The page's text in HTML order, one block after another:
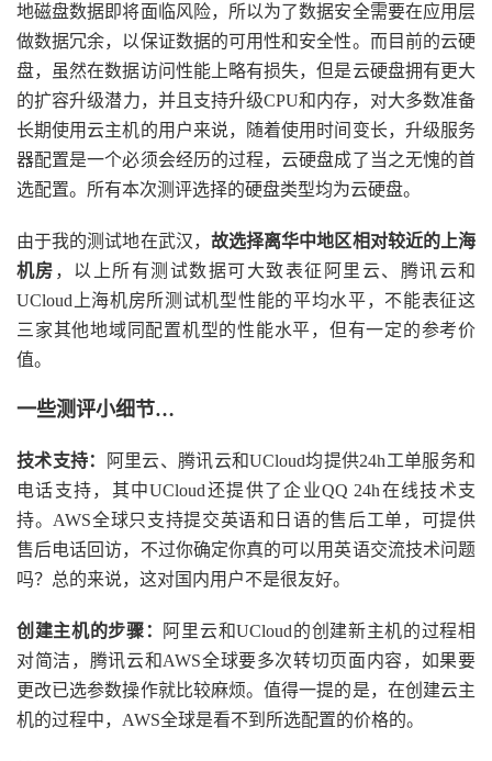
地磁盘数据即将面临风险，所以为了数据安全需要在应用层
做数据冗余，以保证数据的可用性和安全性。而目前的云硬
盘，虽然在数据访问性能上略有损失，但是云硬盘拥有更大
的扩容升级潜力，并且支持升级CPU和内存，对大多数准备
长期使用云主机的用户来说，随着使用时间变长，升级服务
器配置是一个必须会经历的过程，云硬盘成了当之无愧的首
选配置。所有本次测评选择的硬盘类型均为云硬盘。
由于我的测试地在武汉， 故选择离华中地区相对较近的上海
机房 ，以上所有测试数据可大致表征阿里云、腾讯云和
UCloud上海机房所测试机型性能的平均水平，不能表征这
三家其他地域同配置机型的性能水平，但有一定的参考价
值。
一些测评小细节…
技术支持：
阿里云、腾讯云和UCloud均提供24h工单服务和
电话支持，其中UCloud还提供了企业QQ 24h在线技术支
持。AWS全球只支持提交英语和日语的售后工单，可提供
售后电话回访，不过你确定你真的可以用英语交流技术问题
吗？总的来说，这对国内用户不是很友好。
创建主机的步骤：
阿里云和UCloud的创建新主机的过程相
对简洁，腾讯云和AWS全球要多次转切页面内容，如果要
更改已选参数操作就比较麻烦。值得一提的是，在创建云主
机的过程中，AWS全球是看不到所选配置的价格的。